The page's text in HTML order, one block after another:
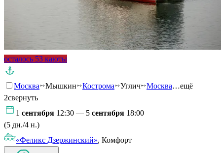
осталось 53 каюты
Москва Мышкин Кострома Углич Москва…ещё
2свернуть
1 сентября 12:30 — 5 сентября 18:00
(5 дн./4 н.)
«Феликс Дзержинский», Комфорт